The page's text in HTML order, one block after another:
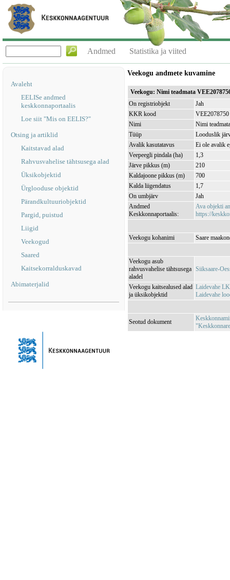
Andmed Statistika ja viited
Avaleht
EELISe andmed
keskkonnaportaalis
Loe siit "Mis on EELIS?"
Otsing ja artiklid
Kaitstavad alad
Rahvusvahelise tähtsusega alad
Üksikobjektid
Ürglooduse objektid
Pärandkultuuriobjektid
Pargid, puistud
Liigid
Veekogud
Saared
Kaitsekorralduskavad
Abimaterjalid
Veekogu andmete kuvamine
Veekogu: Nimi teadmata
On registriobjekt
Jah
KKR kood
VEE2078750
Nimi
Nimi teadmata
Tüüp
Looduslik
Avalik kasutatavus
Ei ole avalik
Veepeegli pindala (ha)
1,3
Järve pikkus (m)
210
Kaldajoone pikkus (m)
700
Kalda liigendatus
1,7
On umbjärv
Jah
Andmed
Keskkonnaportaalis:
Ava objekti
https://
Veekogu kohanimi Saare
Veekogu asub
rahvusvahelise tähtsusega
aladel
Siiksaare-
Veekogu kaitsealused alad
ja üksikobjektid
Laidevahe
Laidevahe
Seotud dokument